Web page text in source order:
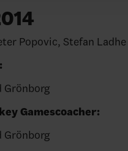
Popovic, Stefan Ladhe
Grönborg
Gamescoacher:
Grönborg